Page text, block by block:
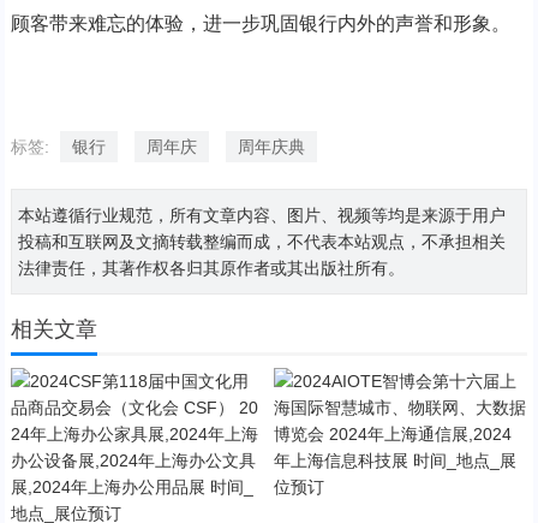
顾客带来难忘的体验，进一步巩固银行内外的声誉和形象。
标签: 银行 周年庆 周年庆典
本站遵循行业规范，所有文章内容、图片、视频等均是来源于用户
投稿和互联网及文摘转载整编而成，不代表本站观点，不承担相关
法律责任，其著作权各归其原作者或其出版社所有。
相关文章